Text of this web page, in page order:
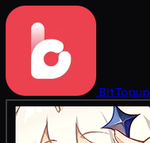
BitTopup